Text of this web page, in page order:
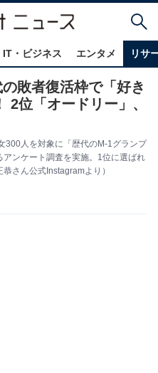
IT・ビジネス エンタメ リサ
敗者復活枠で「好き
2位「オードリー」、
300人を対象に「歴代のM-1グランプ
ンケート調査を実施。1位に選ばれ
さん公式Instagramより）